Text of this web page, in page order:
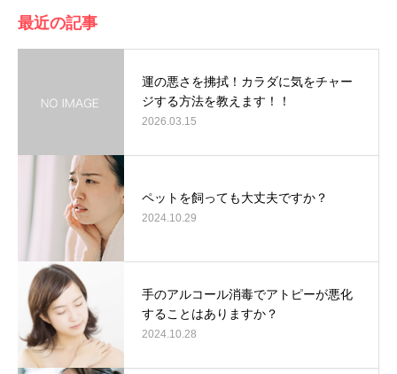
最近の記事
運の悪さを拂拭！カラダに気をチャー
ジする方法を教えます！！
2026.03.15
ペットを飼っても大丈夫ですか？
2024.10.29
手のアルコール消毒でアトピーが悪化
することはありますか？
2024.10.28